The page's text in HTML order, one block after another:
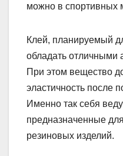
можно в спортивных
Клей, планируемый
обладать отличными
При этом вещество
эластичность после
Именно так себя
предназначенные
резиновых изделий.